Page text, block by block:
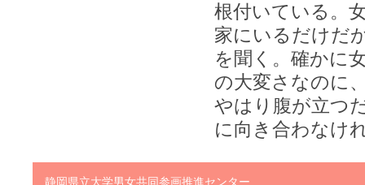
根付いている。
家にいるだけだ
を聞く。確かに
の大変さなのに
やはり腹が立つ
に向き合わなけ
静岡県立大学男女共同参画推進センター